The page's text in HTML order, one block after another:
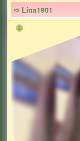
➩ Lina1901